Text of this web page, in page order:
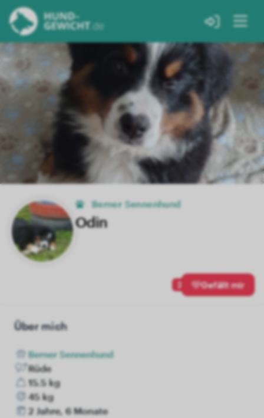
Berner Sennenhund
Odin
2 Gefällt mir
Über mich
Berner Sennenhund
Rüde
15.5 kg
45 kg
2 Jahre, 6 Monate